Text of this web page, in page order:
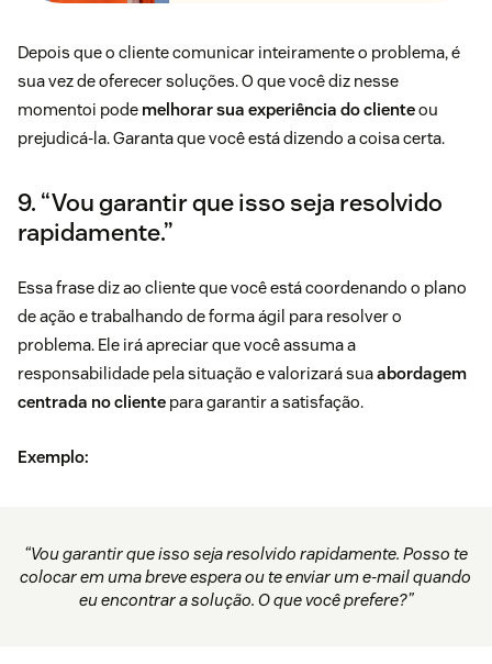
Depois que o cliente comunicar inteiramente o problema, é
sua vez de oferecer soluções. O que você diz nesse
momentoi pode melhorar sua experiência do clienteou
prejudicá-la. Garanta que você está dizendo a coisa certa.
9. “Vou garantir que isso seja resolvido
rapidamente.”
Essa frase diz ao cliente que você está coordenando o plano
de ação e trabalhando de forma ágil para resolver o
problema. Ele irá apreciar que você assuma a
responsabilidade pela situação e valorizará suaabordagem
centrada no cliente para garantir a satisfação.
Exemplo:
“Vou garantir que isso seja resolvido rapidamente. Posso te
colocar em uma breve espera ou te enviar um e-mail quando
eu encontrar a solução. O que você prefere?”